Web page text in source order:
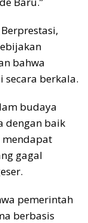
bahwa
secara berkala.
budaya
dengan baik
gagal
pemerintah
berbasis